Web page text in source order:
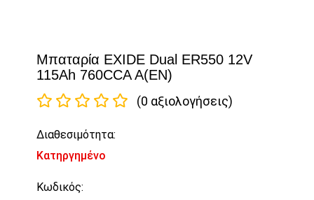
Μπαταρία EXIDE Dual ER550 12V
115Ah 760CCA A(EN)
(0 αξιολογήσεις)
Διαθεσιμότητα:
Κατηργημένο
Κωδικός: